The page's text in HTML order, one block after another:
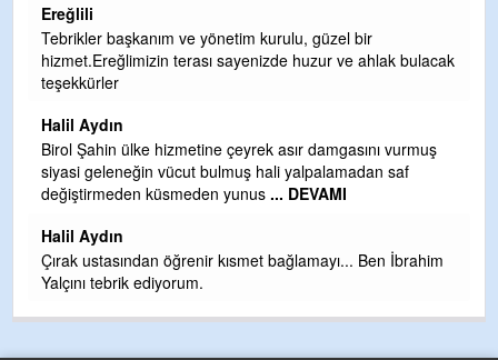
Ereğlili
Tebrikler başkanım ve yönetim kurulu, güzel bir
hizmet.Ereğlimizin terası sayenizde huzur ve ahlak bulacak
teşekkürler
Halil Aydın
Birol Şahin ülke hizmetine çeyrek asır damgasını vurmuş
siyasi geleneğin vücut bulmuş hali yalpalamadan saf
değiştirmeden küsmeden yunus ... DEVAMI
Halil Aydın
Çırak ustasından öğrenir kısmet bağlamayı... Ben İbrahim
Yalçını tebrik ediyorum.